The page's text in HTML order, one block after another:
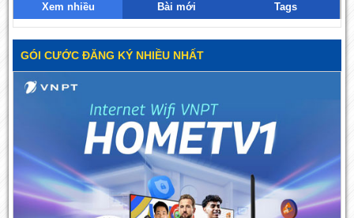
Xem nhiều Bài mới Tags
GÓI CƯỚC ĐĂNG KÝ NHIỀU NHẤT